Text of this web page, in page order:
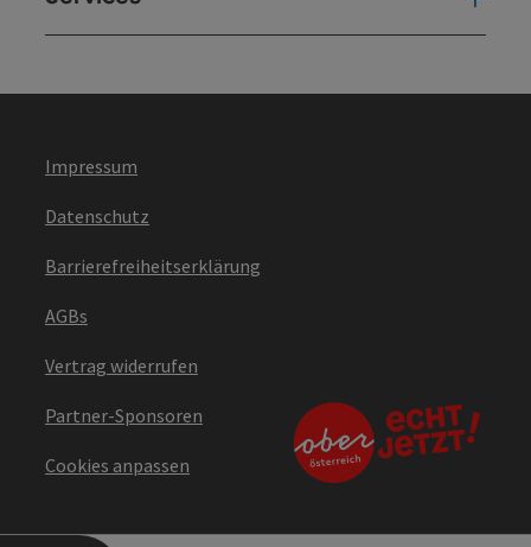
Impressum
Datenschutz
Barrierefreiheitserklärung
AGBs
Vertrag widerrufen
Partner-Sponsoren
Cookies anpassen